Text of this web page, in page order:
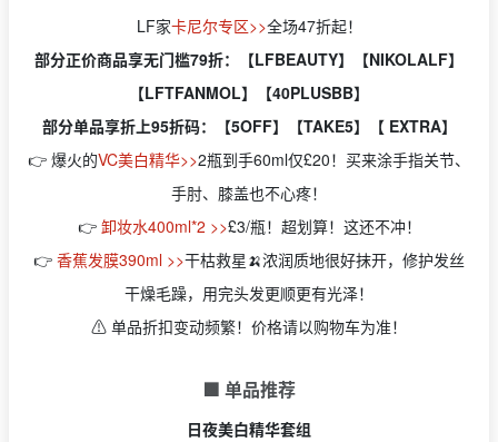
LF家卡尼尔专区>>全场47折起！
部分正价商品享无门槛79折：【LFBEAUTY】【NIKOLALF】
【LFTFANMOL】【40PLUSBB】
部分单品享折上95折码：【5OFF】【TAKE5】【 EXTRA】
👉 爆火的VC美白精华>>2瓶到手60ml仅£20！买来涂手指关节、
手肘、膝盖也不心疼！
👉 卸妆水400ml*2 >>£3/瓶！超划算！这还不冲！
👉 香蕉发膜390ml >>干枯救星🍌浓润质地很好抹开，修护发丝
干燥毛躁，用完头发更顺更有光泽！
⚠️ 单品折扣变动频繁！价格请以购物车为准！
🟩 单品推荐
日夜美白精华套组